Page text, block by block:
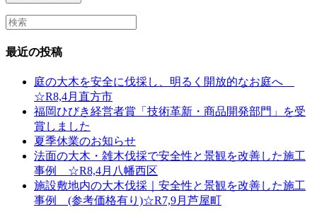
Search
this
website
最近の投稿
庭の大木を安全に伐採し、明るく開放的なお庭へ
☆R8,4月直方市
福岡ひびき経営者賞「技術革新・商品開発部門」を受
賞しました
夏季休業のお知らせ
法面の大木・雑木伐採で安全性と景観を改善した施工
事例 ☆R8,4月八幡西区
施設敷地内の大木伐採｜安全性と景観を改善した施工
事例 (参考価格有り)☆R7,9月芦屋町